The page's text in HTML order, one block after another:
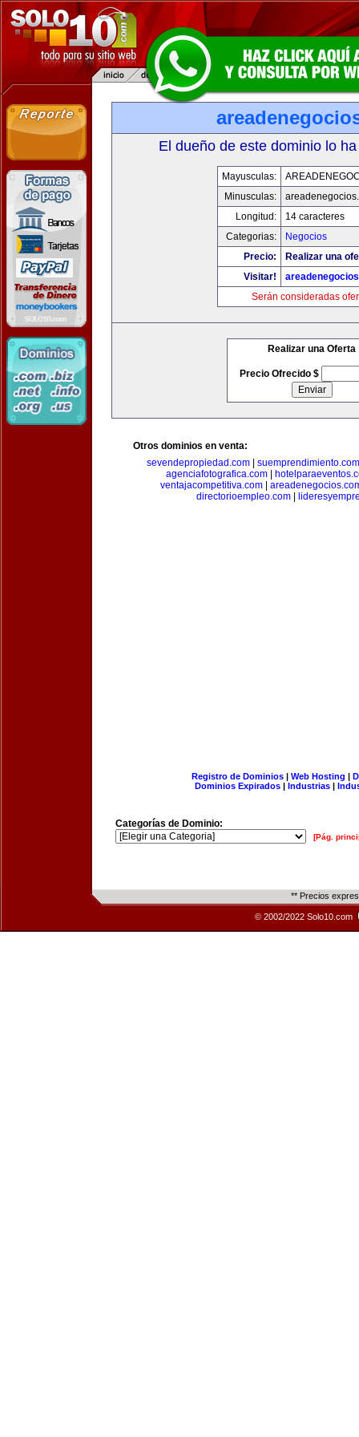
El dueño de este dominio lo
Mayusculas:
Minusculas:
Longitud:
14 caracteres
Categorias:
Negocios
Precio:
Realizar una
Visitar!
Serán consideradas
Realizar una Oferta
Precio Ofrecido $
Otros dominios en venta:
sevendepropiedad.com| suemprendimiento.com
agenciafotografica.com|
ventajacompetitiva.com
directorioempleo.com|
Registro de Dominios| Web Hosting |
Dominios Expirados | Industrias |
Categorías de Dominio:
[Pág.
** Precios
© 2002/2022 Solo10.com